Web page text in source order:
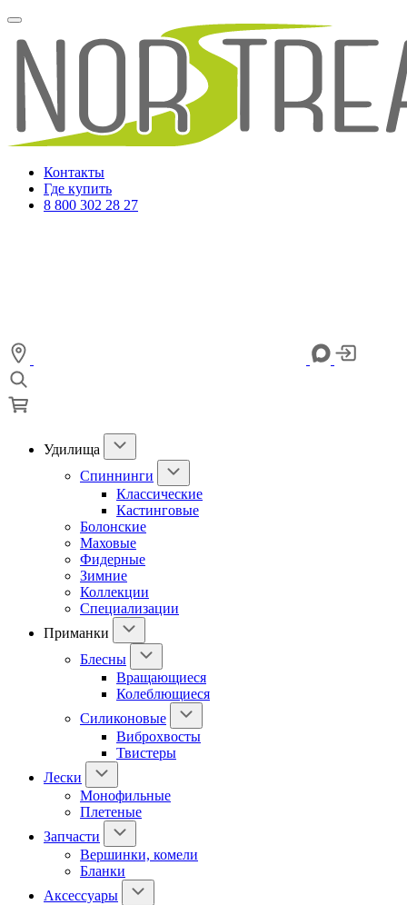
Контакты
Где купить
8 800 302 28 27
Удилища
Спиннинги
Классические
Кастинговые
Болонские
Маховые
Фидерные
Зимние
Коллекции
Специализации
Приманки
Блесны
Вращающиеся
Колеблющиеся
Силиконовые
Виброхвосты
Твистеры
Лески
Монофильные
Плетеные
Запчасти
Вершинки, комели
Бланки
Аксессуары